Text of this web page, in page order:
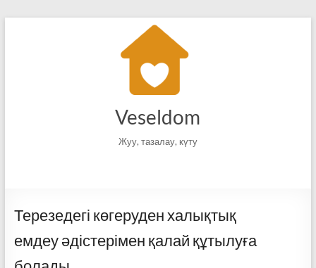
Veseldom
Жуу, тазалау, күту
Терезедегі көгеруден халықтық
емдеу әдістерімен қалай құтылуға